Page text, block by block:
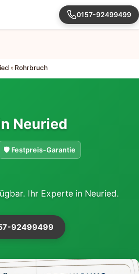
0157-92499499
» Rohrbruch
Neuried
🛡 Festpreis-Garantie
Ihr Experte in Neuried.
92499499